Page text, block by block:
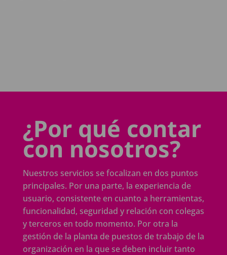
¿Por qué contar
con nosotros?
Nuestros servicios se focalizan en dos puntos
principales. Por una parte, la experiencia de
usuario, consistente en cuanto a herramientas,
funcionalidad, seguridad y relación con colegas
y terceros en todo momento. Por otra la
gestión de la planta de puestos de trabajo de la
organización en la que se deben incluir tanto